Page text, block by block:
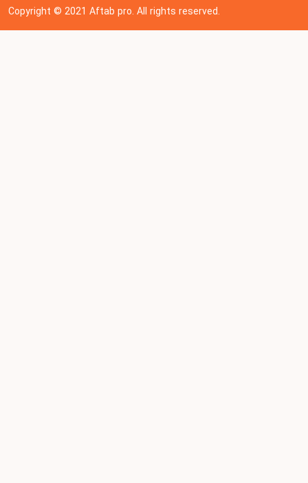
Copyright © 202 1Aftab pro. All rights reserved.